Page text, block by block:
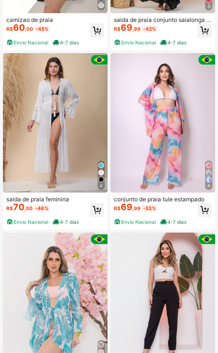
camizao de praia
R$60 ,00 -45%
Envio Nacional 4-7 dias
4
saida de praia feminina
R$70 ,00 -46%
Envio Nacional 4-7 dias
5
saida de praia conjunto saialonga c
ropped de amarrar blusa curta
R$69 ,99 -42%
Envio Nacional 4-7 dias
4
conjunto de praia tule estampado
R$69 ,99 -53%
Envio Nacional 4-7 dias